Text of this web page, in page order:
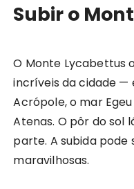
Subir o
O Monte Lycabettus
incríveis da cidade —
Acrópole, o mar
Atenas. O pôr do sol
parte. A subida
maravilhosas.